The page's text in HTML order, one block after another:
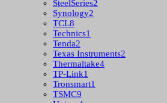
SteelSeries2
Synology2
TCL8
Technics1
Tenda2
Texas Instruments2
Thermaltake4
TP-Link1
Tronsmart1
TSMC9